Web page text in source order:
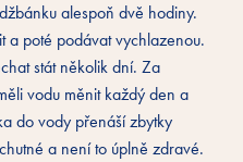
alespoň dvě hodiny.
a poté podávat vychlazenou.
stát několik dní. Za
vodu měnit každý den a
do vody přenáší zbytky
a není to úplně zdravé.